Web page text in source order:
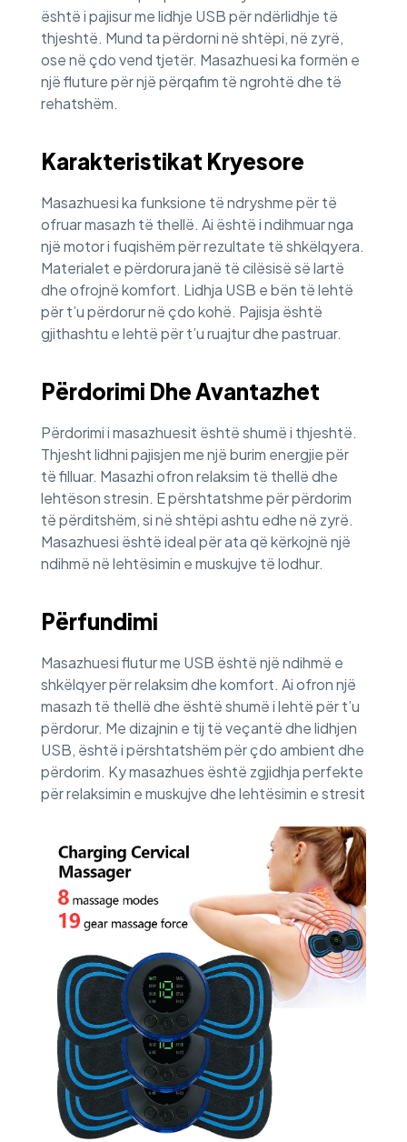
është i pajisur me lidhje USB për ndërlidhje të
thjeshtë. Mund ta përdorni në shtëpi, në zyrë,
ose në çdo vend tjetër. Masazhuesi ka formën e
një fluture për një përqafim të ngrohtë dhe të
rehatshëm.
Karakteristikat Kryesore
Masazhuesi ka funksione të ndryshme për të
ofruar masazh të thellë. Ai është i ndihmuar nga
një motor i fuqishëm për rezultate të shkëlqyera.
Materialet e përdorura janë të cilësisë së lartë
dhe ofrojnë komfort. Lidhja USB e bën të lehtë
për t’u përdorur në çdo kohë. Pajisja është
gjithashtu e lehtë për t’u ruajtur dhe pastruar.
Përdorimi Dhe Avantazhet
Përdorimi i masazhuesit është shumë i thjeshtë.
Thjesht lidhni pajisjen me një burim energjie për
të filluar. Masazhi ofron relaksim të thellë dhe
lehtëson stresin. E përshtatshme për përdorim
të përditshëm, si në shtëpi ashtu edhe në zyrë.
Masazhuesi është ideal për ata që kërkojnë një
ndihmë në lehtësimin e muskujve të lodhur.
Përfundimi
Masazhuesi flutur me USB është një ndihmë e
shkëlqyer për relaksim dhe komfort. Ai ofron një
masazh të thellë dhe është shumë i lehtë për t’u
përdorur. Me dizajnin e tij të veçantë dhe lidhjen
USB, është i përshtatshëm për çdo ambient dhe
përdorim. Ky masazhues është zgjidhja perfekte
për relaksimin e muskujve dhe lehtësimin e stresit